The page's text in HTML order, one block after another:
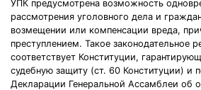
УПК предусмотрена возможность
рассмотрения уголовного дела и
возмещении или компенсации вреда,
преступлением. Такое законодательное
соответствует Конституции,
судебную защиту (ст. 60 Конституции) и
Декларации Генеральной Ассамблеи об